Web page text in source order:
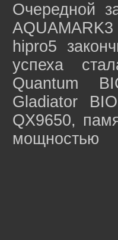
Очередной
hipro5
успеха
Quantum
Gladiator
QX9650,
мощностью